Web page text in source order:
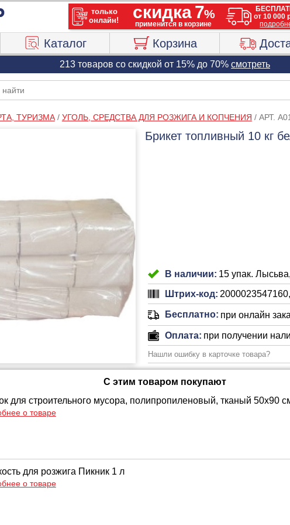
Каталог Корзина
213 товаров со скидкой от 15% до 70% смотреть
ТУРИЗМА/ УГОЛЬ, СРЕДСТВА ДЛЯ РОЗЖИГА И КОПЧЕНИЯ / АРТ.
Брикет топливный 10 кг
В наличии: 15 упак.
Штрих-код:
Бесплатно: при онлайн
Оплата: при получении
Нашли ошибку в карточке товара?
С этим товаром покупают
для строительного мусора, полипропиленовый, тканый 50х90
о товаре
для розжига Пикник 1 л
о товаре